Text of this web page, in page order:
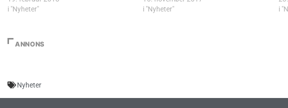
i "Nyheter"
i "Nyheter"
i
ANNONS
Nyheter